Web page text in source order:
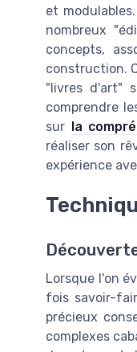
et
nombreux
concepts,
construction.
"livres d'art"
comprendre
sur la
réaliser son
expérience
Lorsque l'on
fois savoir-
précieux
complexes